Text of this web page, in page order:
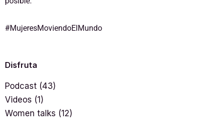
#MujeresMoviendoElMundo
Disfruta
Podcast (43)
Videos (1)
Women talks (12)